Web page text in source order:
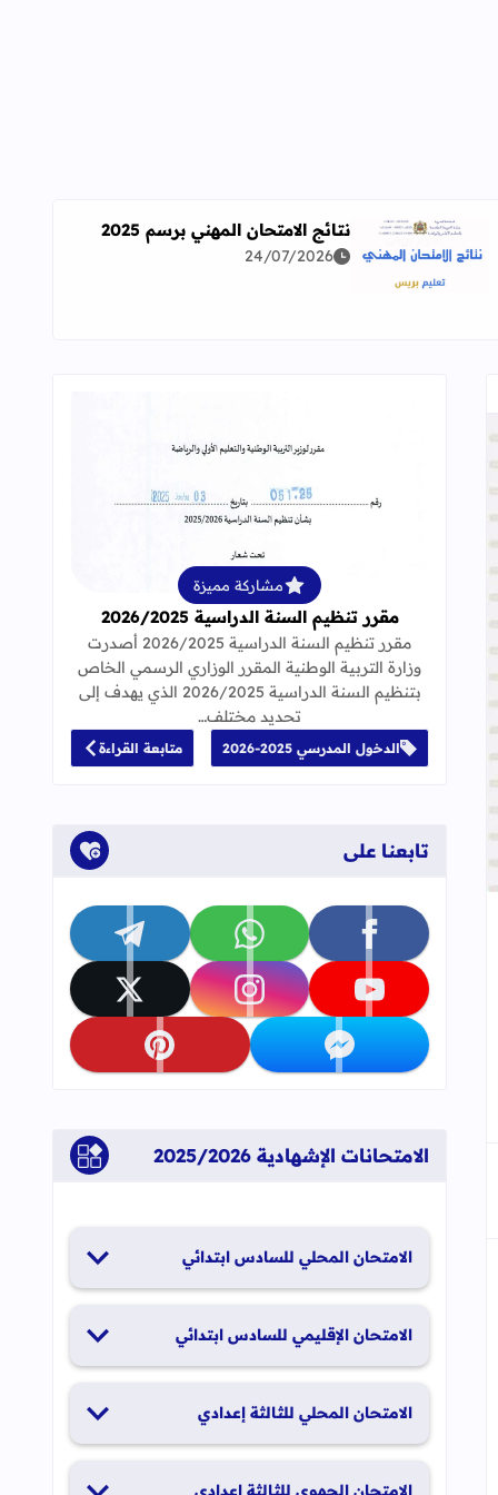
معمقة للوضعيات المهنية وفق آخر توصيف
اقرأ المزيد عن نتائج الامتحان المهني برسم 2025
نتائج الامتحان المهني برسم 2025
24/07/2026
المنقح 2020
العلامات المرجعية
قراءة المزيد عن مقرر تنظيم السنة الدراسية
مشاركة مميزة
مقرر تنظيم السنة الدراسية 2026/2025
مقرر تنظيم السنة الدراسية 2026/2025 أصدرت
وزارة التربية الوطنية المقرر الوزاري الرسمي الخاص
بتنظيم السنة الدراسية 2026/2025 الذي يهدف إلى
تحديد مختلف…
الدخول المدرسي 2025-2026 متابعة القراءة
تابعنا على
تابعنا على facebook تابعنا على whatsapp تابعنا على telegram
تابعنا على youtube تابعنا على instagram تابعنا على x
تابعنا على messenger تابعنا على pinterest
الامتحانات الإشهادية 2025/2026
الامتحان المحلي للسادس ابتدائي
الامتحان الإقليمي للسادس ابتدائي
الامتحان المحلي للثالثة إعدادي
الامتحان الجهوي للثالثة إعدادي